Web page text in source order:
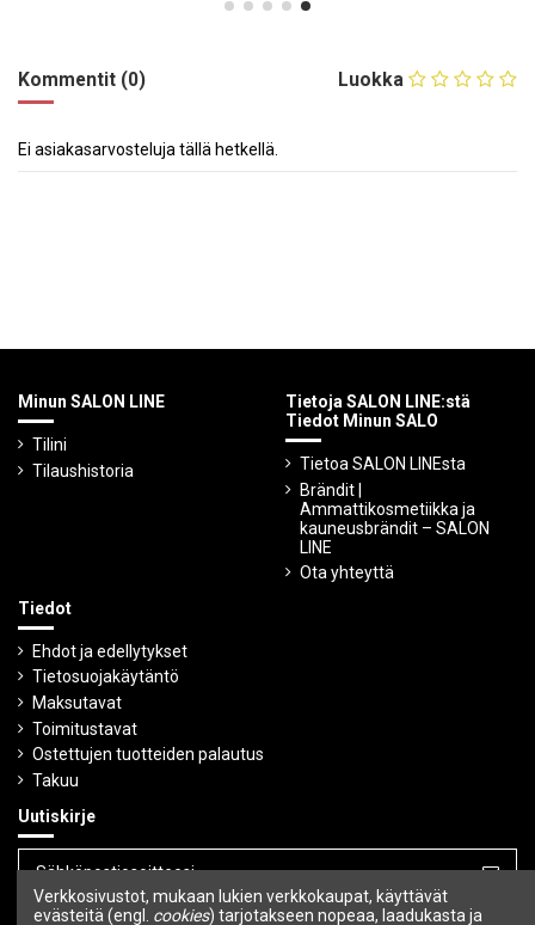
Luokka
Kommentit (0)
Ei asiakasarvosteluja tällä hetkellä.
Minun SALON LINE
Tilini
Tilaushistoria
Tietoja SALON LINE:stä
Tiedot Minun SALO
Tietoa SALON LINEsta
Brändit |
Ammattikosmetiikka ja
kauneusbrändit – SALON
LINE
Ota yhteyttä
Tiedot
Ehdot ja edellytykset
Tietosuojakäytäntö
Maksutavat
Toimitustavat
Ostettujen tuotteiden palautus
Takuu
Uutiskirje
Voit peruuttaa tilauksen milloin tahansa.
Verkkosivustot, mukaan lukien verkkokaupat, käyttävät
evästeitä (engl. cookies) tarjotakseen nopeaa, laadukasta ja